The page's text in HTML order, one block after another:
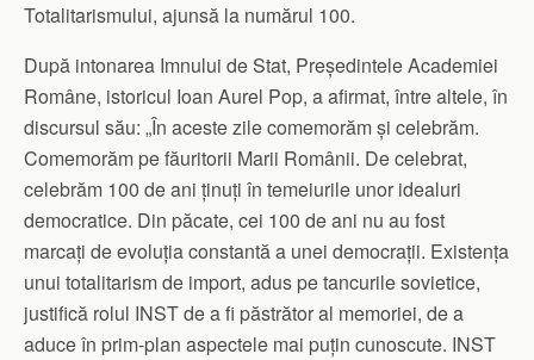
Totalitarismului, ajunsă la numărul 100.
După intonarea Imnului de Stat, Președintele Academiei
Române, istoricul Ioan Aurel Pop, a afirmat, între altele, în
discursul său: „În aceste zile comemorăm și celebrăm.
Comemorăm pe făuritorii Marii Românii. De celebrat,
celebrăm 100 de ani ținuți în temeiurile unor idealuri
democratice. Din păcate, cei 100 de ani nu au fost
marcați de evoluția constantă a unei democrații. Existența
unui totalitarism de import, adus pe tancurile sovietice,
justifică rolul INST de a fi păstrător al memoriei, de a
aduce în prim-plan aspectele mai puțin cunoscute. INST